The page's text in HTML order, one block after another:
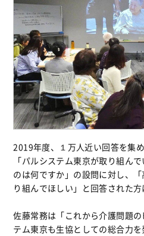
2019年度、１万人近い回答を集
「パルシステム東京が取り組ん
のは何ですか」の設問に対し、
り組んでほしい」と回答された方
佐藤常務は「これから介護問題
テム東京も生協としての総合力